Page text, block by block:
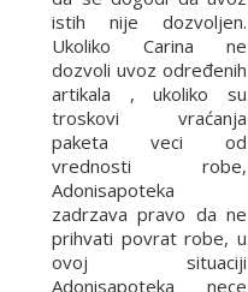
istih nije dozvoljen.
Ukoliko Carina ne
dozvoli uvoz određenih
artikala , ukoliko su
troskovi vraćanja
paketa veci od
vrednosti robe,
Adonisapoteka
zadrzava pravo da ne
prihvati povrat robe, u
ovoj situaciji
Adonisapoteka nece